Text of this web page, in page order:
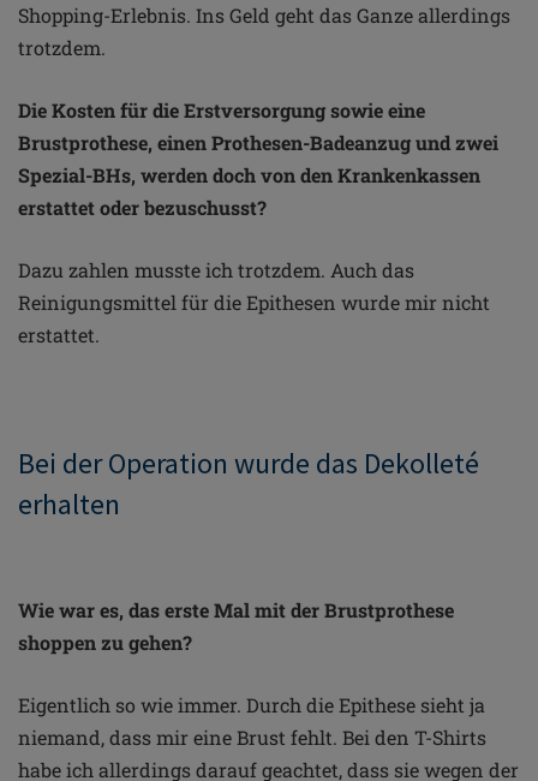
Shopping-Erlebnis. Ins Geld geht das Ganze allerdings
trotzdem.
Die Kosten für die Erstversorgung sowie eine
Brustprothese, einen Prothesen-Badeanzug und zwei
Spezial-BHs, werden doch von den Krankenkassen
erstattet oder bezuschusst?
Dazu zahlen musste ich trotzdem. Auch das
Reinigungsmittel für die Epithesen wurde mir nicht
erstattet.
Bei der Operation wurde das Dekolleté
erhalten
Wie war es, das erste Mal mit der Brustprothese
shoppen zu gehen?
Eigentlich so wie immer. Durch die Epithese sieht ja
niemand, dass mir eine Brust fehlt. Bei den T-Shirts
habe ich allerdings darauf geachtet, dass sie wegen der